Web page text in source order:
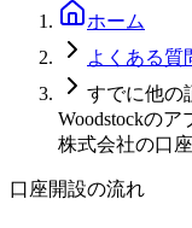
ホーム
よくある質
すでに他の
Woodstockのア
株式会社の口
口座開設の流れ